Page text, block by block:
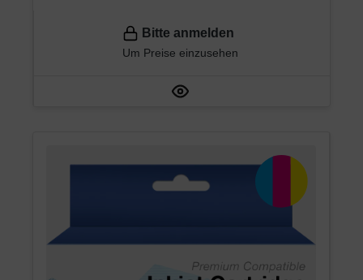
Bitte anmelden
Um Preise einzusehen